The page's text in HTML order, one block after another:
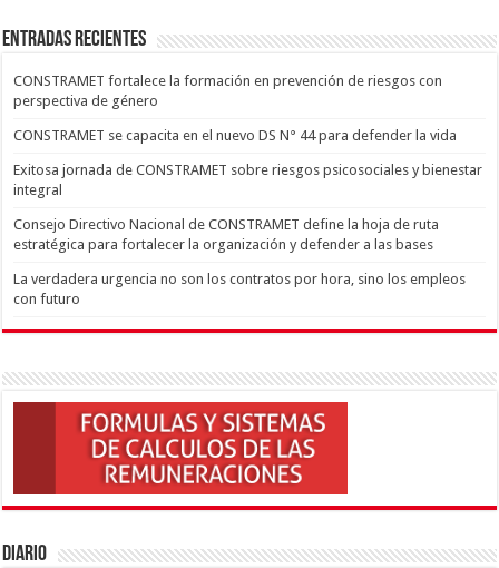
ENTRADAS RECIENTES
CONSTRAMET fortalece la formación en prevención de riesgos con
perspectiva de género
CONSTRAMET se capacita en el nuevo DS N° 44 para defender la vida
Exitosa jornada de CONSTRAMET sobre riesgos psicosociales y bienestar
integral
Consejo Directivo Nacional de CONSTRAMET define la hoja de ruta
estratégica para fortalecer la organización y defender a las bases
La verdadera urgencia no son los contratos por hora, sino los empleos
con futuro
Diario